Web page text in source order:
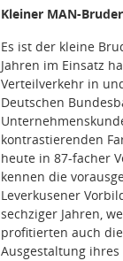
Kleiner MAN-
Es ist der kleine
Jahren im Einsatz
Verteilverkehr in
Deutschen
kontrastierenden
heute in 87-facher
kennen die
Leverkusener
sechziger Jahren,
profitierten auch
Ausgestaltung